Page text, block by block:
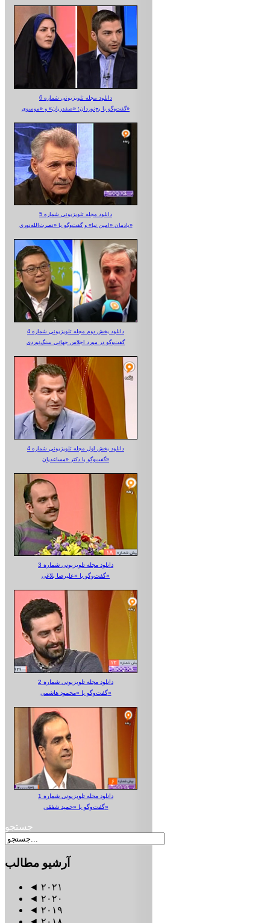
دانلود مجله تلویزیونی شماره 6
گفت‌وگو با یخ‌نوردان؛ «صفدریان» و «موسوی»
دانلود مجله تلویزیونی شماره 5
یادمان «امین نیا» و گفت‌وگو با «نصرت‌الله‌نوری»
دانلود بخش دوم مجله تلویزیونی شماره 4
گفت‌وگو در مورد اجلاس جهانی سنگ‌نوردی
دانلود بخش اول مجله تلویزیونی شماره 4
گفت‌وگو با دکتر «مساعدیان»
دانلود مجله تلویزیونی شماره 3
گفت‌وگو با «علیرضا بلاغی»
دانلود مجله تلویزیونی شماره 2
گفت‌وگو با «محمود هاشمی»
دانلود مجله تلویزیونی شماره 1
گفت‌وگو با «حمید شفقی»
جستجو
آرشیو مطالب
◄ ۲۰۲۱
◄ ۲۰۲۰
◄ ۲۰۱۹